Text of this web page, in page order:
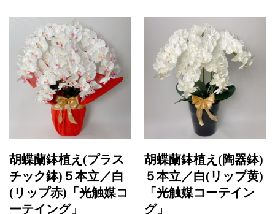
胡蝶蘭鉢植え(プラス
チック鉢)５本立／白
(リップ赤)「光触媒コ
ーテイング」
胡蝶蘭鉢植え(陶器鉢)
５本立／白(リップ黄)
「光触媒コーテイン
グ」